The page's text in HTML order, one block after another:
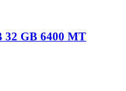
32 GB 6400 MT